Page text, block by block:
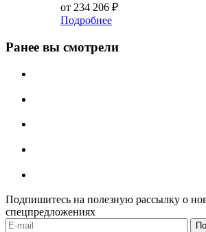
от 234 206 ₽
Подробнее
Ранее вы смотрели
Подпишитесь на полезную рассылку о
спецпредложениях